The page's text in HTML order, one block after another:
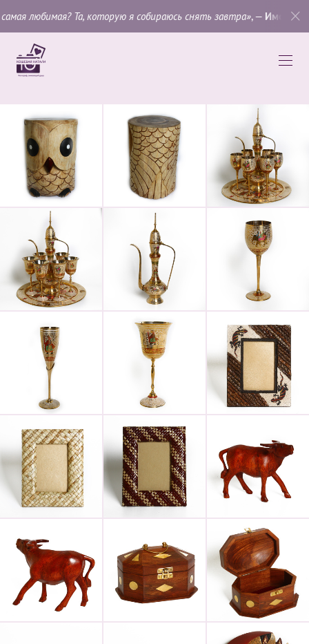
Та, которую я собираюсь снять завтра», —Имоджен